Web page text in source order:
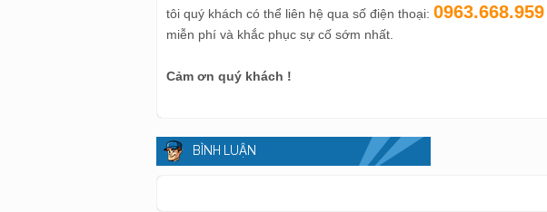
tôi quý khách có thể liên hệ qua số điện thoại: 0963.668.959
miễn phí và khắc phục sự cố sớm nhất.
Cảm ơn quý khách !
BÌNH LUẬN